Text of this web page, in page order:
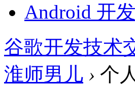
Android 开
谷歌开发技术
淮师男儿 › 个